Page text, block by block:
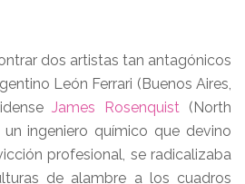
dos artistas tan antagónicos
León Ferrari (Buenos Aires,
James Rosenquist (North
un ingeniero químico que devino
profesional, se radicalizaba
de alambre a los cuadros